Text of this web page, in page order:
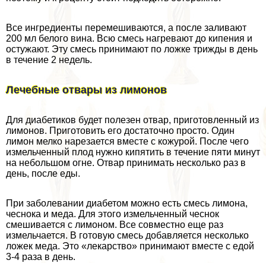
Все ингредиенты перемешиваются, а после заливают
200 мл белого вина. Всю смесь нагревают до кипения и
остужают. Эту смесь принимают по ложке трижды в день
в течение 2 недель.
Лечебные отвары из лимонов
Для диабетиков будет полезен отвар, приготовленный из
лимонов. Приготовить его достаточно просто. Один
лимон мелко нарезается вместе с кожурой. После чего
измельченный плод нужно кипятить в течение пяти минут
на небольшом огне. Отвар принимать несколько раз в
день, после еды.
При заболевании диабетом можно есть смесь лимона,
чеснока и меда. Для этого измельченный чеснок
смешивается с лимоном. Все совместно еще раз
измельчается. В готовую смесь добавляется несколько
ложек меда. Это «лекарство» принимают вместе с едой
3-4 раза в день.